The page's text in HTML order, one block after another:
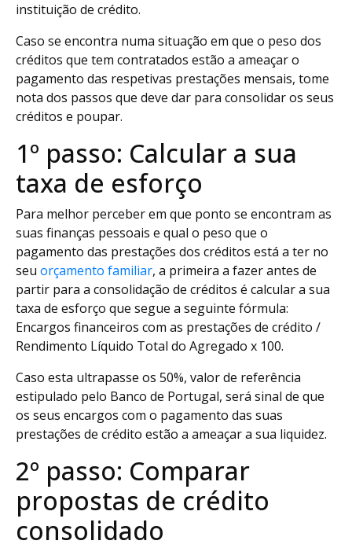
instituição de crédito.
Caso se encontra numa situação em que o peso dos
créditos que tem contratados estão a ameaçar o
pagamento das respetivas prestações mensais, tome
nota dos passos que deve dar para consolidar os seus
créditos e poupar.
1º passo: Calcular a sua
taxa de esforço
Para melhor perceber em que ponto se encontram as
suas finanças pessoais e qual o peso que o
pagamento das prestações dos créditos está a ter no
seu orçamento familiar, a primeira a fazer antes de
partir para a consolidação de créditos é calcular a sua
taxa de esforço que segue a seguinte fórmula:
Encargos financeiros com as prestações de crédito /
Rendimento Líquido Total do Agregado x 100.
Caso esta ultrapasse os 50%, valor de referência
estipulado pelo Banco de Portugal, será sinal de que
os seus encargos com o pagamento das suas
prestações de crédito estão a ameaçar a sua liquidez.
2º passo: Comparar
propostas de crédito
consolidado